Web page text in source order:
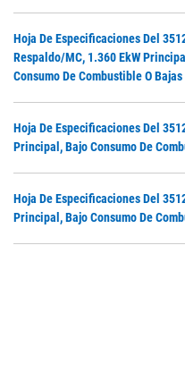
Hoja De Especificaciones Del
Respaldo/MC, 1.360 EkW
Consumo De Combustible O
Hoja De Especificaciones Del
Principal, Bajo Consumo De
Hoja De Especificaciones Del
Principal, Bajo Consumo De